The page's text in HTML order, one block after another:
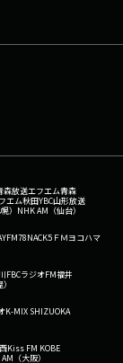
森放送エフエム青森
エム秋田YBC山形放送
） NHK AM（仙台）
NACK5 ＦＭヨコハマ
FBCラジオFM福井
K-MIX SHIZUOKA
Kiss FM KOBE
（大阪）